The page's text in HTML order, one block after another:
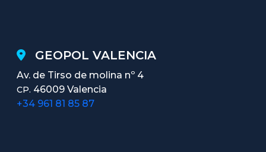
GEOPOL VALENCIA
Av. de Tirso de molina nº 4
CP. 46009 Valencia
+34 961 81 85 87